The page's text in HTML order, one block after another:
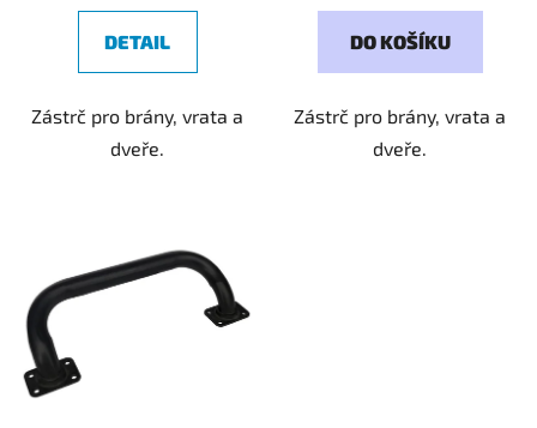
DETAIL
Zástrč pro brány, vrata a
dveře.
DO KOŠÍKU
Zástrč pro brány, vrata a
dveře.